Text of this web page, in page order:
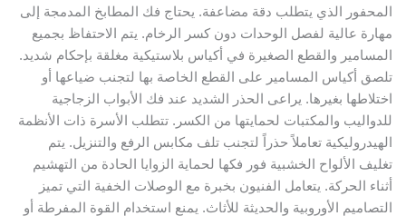
المحفور الذي يتطلب دقة مضاعفة. يحتاج فك المطابخ المدمجة إلى
مهارة عالية لفصل الوحدات دون كسر الرخام. يتم الاحتفاظ بجميع
المسامير والقطع الصغيرة في أكياس بلاستيكية مغلقة بإحكام شديد.
تلصق أكياس المسامير على القطع الخاصة بها لتجنب ضياعها أو
اختلاطها بغيرها. يراعى الحذر الشديد عند فك الأبواب الزجاجية
للدواليب والمكتبات لحمايتها من الكسر. تتطلب الأسرة ذات الأنظمة
الهيدروليكية تعاملاً حذراً لتجنب تلف مكابس الرفع والتنزيل. يتم
تغليف الألواح الخشبية فور فكها لحماية الزوايا الحادة من التهشيم
أثناء الحركة. يتعامل الفنيون بخبرة مع الوصلات الخفية التي تميز
التصاميم الأوروبية والحديثة للأثاث. يمنع استخدام القوة المفرطة أو